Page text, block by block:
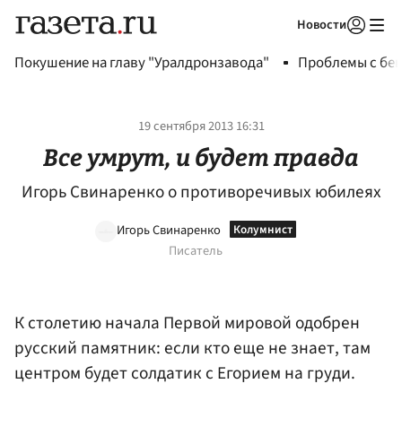
Новости
Покушение на главу "Уралдронзавода" Проблемы с
19 сентября 2013 16:31
Все умрут, и будет правда
Игорь Свинаренко о противоречивых юбилеях
Игорь Свинаренко
Писатель
К столетию начала Первой мировой одобрен
русский памятник: если кто еще не знает, там
центром будет солдатик с Егорием на груди.